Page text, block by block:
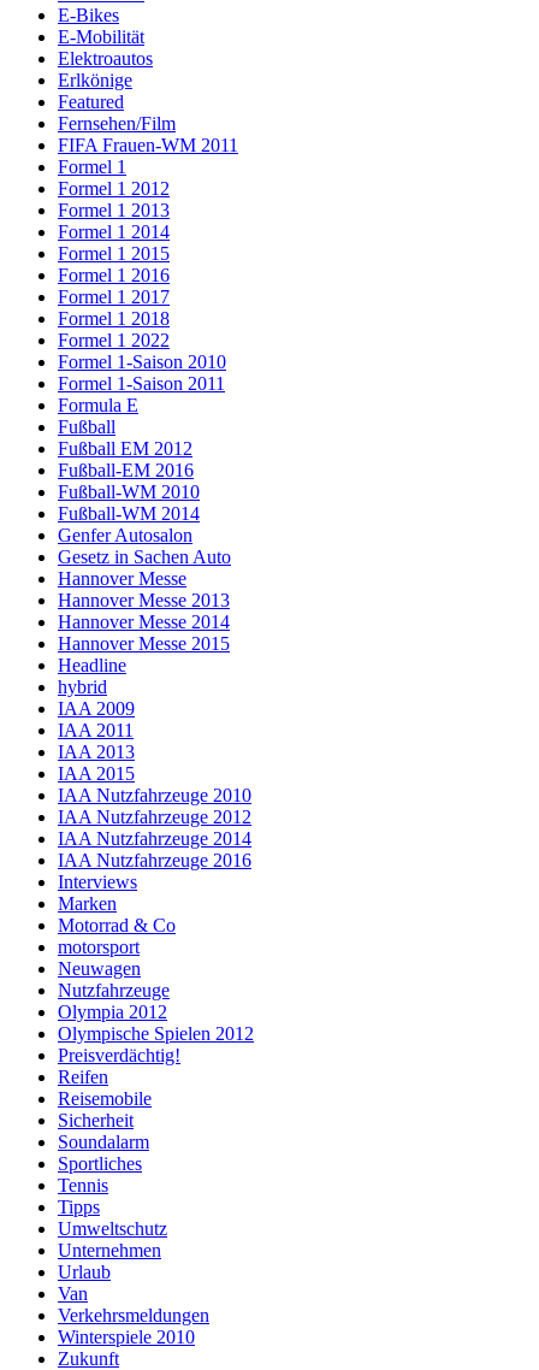
E-Bikes
E-Mobilität
Elektroautos
Erlkönige
Featured
Fernsehen/Film
FIFA Frauen-WM 2011
Formel 1
Formel 1 2012
Formel 1 2013
Formel 1 2014
Formel 1 2015
Formel 1 2016
Formel 1 2017
Formel 1 2018
Formel 1 2022
Formel 1-Saison 2010
Formel 1-Saison 2011
Formula E
Fußball
Fußball EM 2012
Fußball-EM 2016
Fußball-WM 2010
Fußball-WM 2014
Genfer Autosalon
Gesetz in Sachen Auto
Hannover Messe
Hannover Messe 2013
Hannover Messe 2014
Hannover Messe 2015
Headline
hybrid
IAA 2009
IAA 2011
IAA 2013
IAA 2015
IAA Nutzfahrzeuge 2010
IAA Nutzfahrzeuge 2012
IAA Nutzfahrzeuge 2014
IAA Nutzfahrzeuge 2016
Interviews
Marken
Motorrad & Co
motorsport
Neuwagen
Nutzfahrzeuge
Olympia 2012
Olympische Spielen 2012
Preisverdächtig!
Reifen
Reisemobile
Sicherheit
Soundalarm
Sportliches
Tennis
Tipps
Umweltschutz
Unternehmen
Urlaub
Van
Verkehrsmeldungen
Winterspiele 2010
Zukunft